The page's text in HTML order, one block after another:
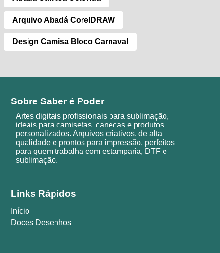
Arquivo Abadá CorelDRAW
Design Camisa Bloco Carnaval
Sobre Saber é Poder
Artes digitais profissionais para sublimação,
ideais para camisetas, canecas e produtos
personalizados. Arquivos criativos, de alta
qualidade e prontos para impressão, perfeitos
para quem trabalha com estamparia, DTF e
sublimação.
Links Rápidos
Início
Doces Desenhos